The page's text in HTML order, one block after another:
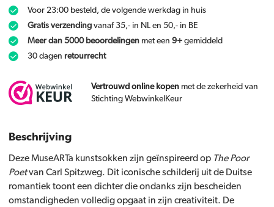
Voor 23:00 besteld, de volgende werkdag in huis
Gratis verzending vanaf 35,- in NL en 50,- in BE
Meer dan 5000 beoordelingen met een 9+ gemiddeld
30 dagen retourrecht
Vertrouwd online kopen met de zekerheid van
Stichting WebwinkelKeur
Beschrijving
Deze MuseARTa kunstsokken zijn geïnspireerd op The Poor
Poetvan Carl Spitzweg. Dit iconische schilderij uit de Duitse
romantiek toont een dichter die ondanks zijn bescheiden
omstandigheden volledig opgaat in zijn creativiteit. De